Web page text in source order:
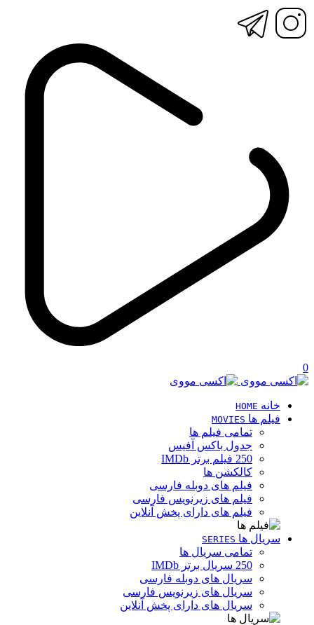
0
خانه HOME
فیلم ها MOVIES
تمامی فیلم ها
جدول باکس آفیس
250 فیلم برتر IMDb
کالکشن ها
فیلم های دوبله فارسی
فیلم های زیرنویس فارسی
فیلم های دارای پخش آنلاین
سریال ها SERIES
تمامی سریال ها
250 سریال برتر IMDb
سریال های دوبله فارسی
سریال های زیرنویس فارسی
سریال های دارای پخش آنلاین